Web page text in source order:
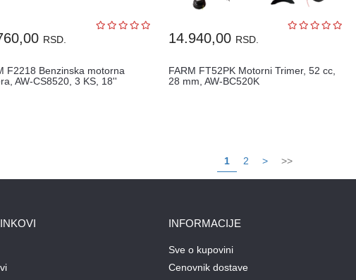
RSD.
F2218 Benzinska motorna
AW-CS8520, 3 KS, 18''
14.940,00 RSD.
FARM FT52PK Motorni Trimer, 52 cc,
28 mm, AW-BC520K
1 2 > >>
INFORMACIJE
Sve o kupovini
Cenovnik dostave